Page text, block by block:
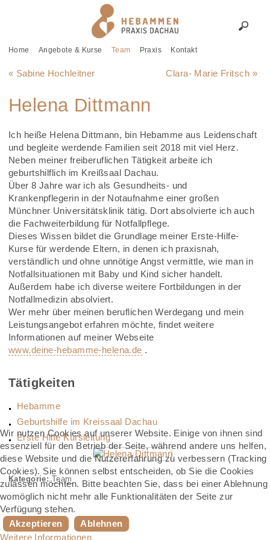
Home Angebote & Kurse Team Praxis Kontakt
« Sabine Hochleitner Clara- Marie Fritsch »
Helena Dittmann
Ich heiße Helena Dittmann, bin Hebamme aus Leidenschaft
und begleite werdende Familien seit 2018 mit viel Herz.
Neben meiner freiberuflichen Tätigkeit arbeite ich
geburtshilflich im Kreißsaal Dachau.
Über 8 Jahre war ich als Gesundheits- und
Krankenpflegerin in der Notaufnahme einer großen
Münchner Universitätsklinik tätig. Dort absolvierte ich auch
die Fachweiterbildung für Notfallpflege.
Dieses Wissen bildet die Grundlage meiner Erste-Hilfe-
Kurse für werdende Eltern, in denen ich praxisnah,
verständlich und ohne unnötige Angst vermittle, wie man in
Notfallsituationen mit Baby und Kind sicher handelt.
Außerdem habe ich diverse weitere Fortbildungen in der
Notfallmedizin absolviert.
Wer mehr über meinen beruflichen Werdegang und mein
Leistungsangebot erfahren möchte, findet weitere
Informationen auf meiner Webseite
www.deine-hebamme-helena.de .
Tätigkeiten
Hebamme
Geburtshilfe im Kreissaal Dachau
Erste Hilfe Kursleitung
Kategorie:Team
Wir nutzen Cookies auf unserer Website. Einige von ihnen sind
essenziell für den Betrieb der Seite, während andere uns helfen,
diese Website und die Nutzererfahrung zu verbessern (Tracking
Cookies). Sie können selbst entscheiden, ob Sie die Cookies
zulassen möchten. Bitte beachten Sie, dass bei einer Ablehnung
womöglich nicht mehr alle Funktionalitäten der Seite zur
Verfügung stehen.
Akzeptieren
Ablehnen
Weitere Informationen